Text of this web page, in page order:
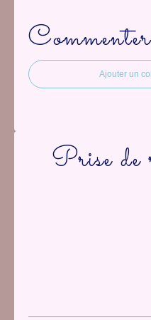
Ajouter un
Prise de